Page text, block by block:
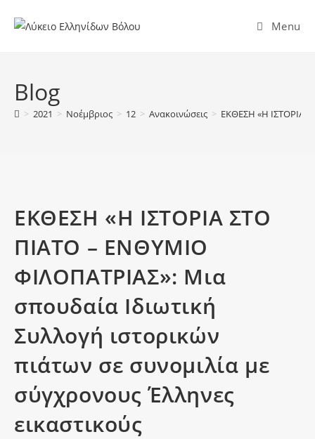
Menu
Blog
> 2021 > Νοέμβριος > 12 > Ανακοινώσεις > ΕΚΘΕΣΗ «Η ΙΣΤΟΡΙΑ
ΕΚΘΕΣΗ «Η ΙΣΤΟΡΙΑ ΣΤΟ
ΠΙΑΤΟ – ΕΝΘΥΜΙΟ
ΦΙΛΟΠΑΤΡΙΑΣ»: Μια
σπουδαία Ιδιωτική
Συλλογή ιστορικών
πιάτων σε συνομιλία με
σύγχρονους Έλληνες
εικαστικούς